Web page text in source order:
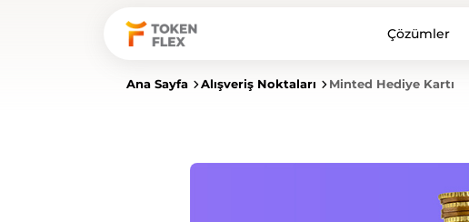
Çözümler
Ana Sayfa Alışveriş Noktaları Minted Hediye Kartı